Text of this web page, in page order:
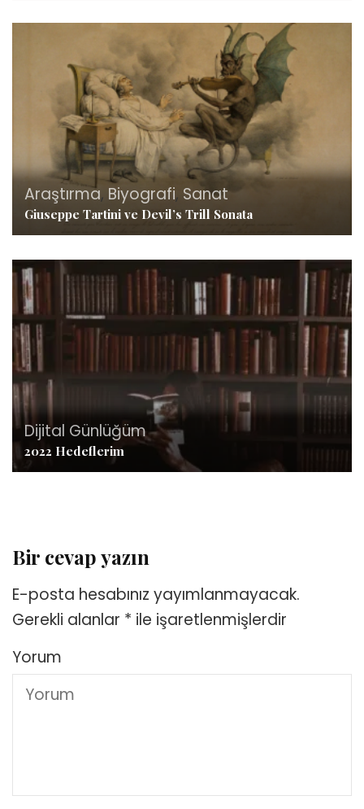
Araştırma, Biyografi, Sanat
Giuseppe Tartini ve Devil’s Trill Sonata
Dijital Günlüğüm
2022 Hedeflerim
Bir cevap yazın
E-posta hesabınız yayımlanmayacak.
Gerekli alanlar * ile işaretlenmişlerdir
Yorum